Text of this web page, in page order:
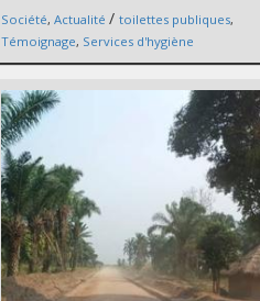
Société, Actualité / toilettes publiques,
Témoignage, Services d'hygiène